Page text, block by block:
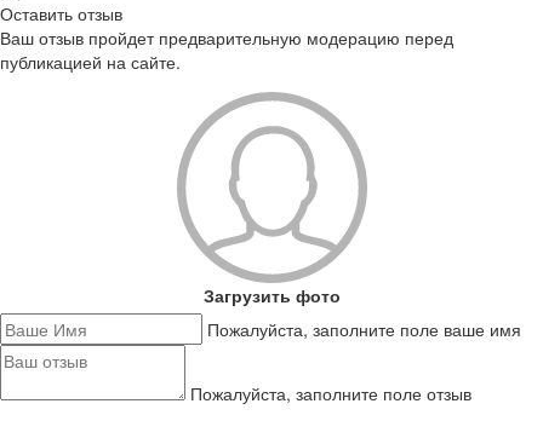
Оставить отзыв
Ваш отзыв пройдет предварительную модерацию перед
публикацией на сайте.
Загрузить фото
Пожалуйста, заполните поле ваше имя
Пожалуйста, заполните поле отзыв